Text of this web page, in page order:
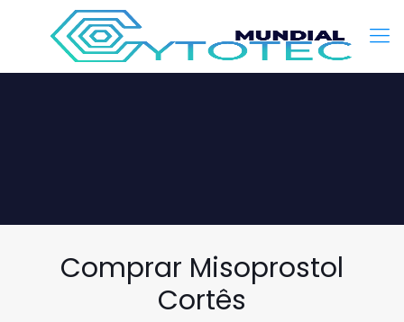
Comprar Misoprostol
Cortês